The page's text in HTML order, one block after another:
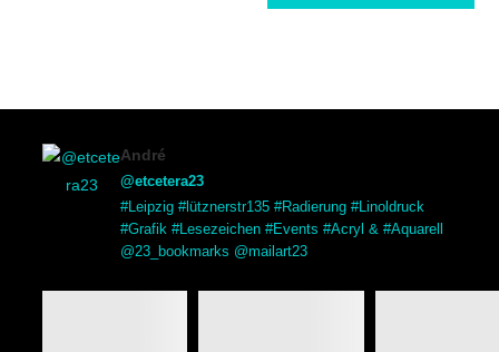
André
@etcetera23
#Leipzig #lütznerstr135 #Radierung #Linoldruck
#Grafik #Lesezeichen #Events #Acryl & #Aquarell
@23_bookmarks @mailart23